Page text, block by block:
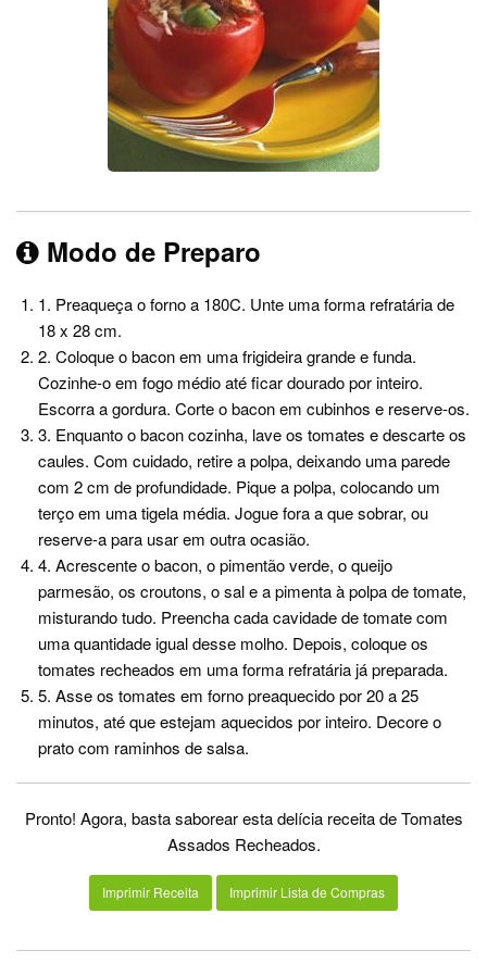
Modo de Preparo
1. Preaqueça o forno a 180C. Unte uma forma refratária de
18 x 28 cm.
2. Coloque o bacon em uma frigideira grande e funda.
Cozinhe-o em fogo médio até ficar dourado por inteiro.
Escorra a gordura. Corte o bacon em cubinhos e reserve-os.
3. Enquanto o bacon cozinha, lave os tomates e descarte os
caules. Com cuidado, retire a polpa, deixando uma parede
com 2 cm de profundidade. Pique a polpa, colocando um
terço em uma tigela média. Jogue fora a que sobrar, ou
reserve-a para usar em outra ocasião.
4. Acrescente o bacon, o pimentão verde, o queijo
parmesão, os croutons, o sal e a pimenta à polpa de tomate,
misturando tudo. Preencha cada cavidade de tomate com
uma quantidade igual desse molho. Depois, coloque os
tomates recheados em uma forma refratária já preparada.
5. Asse os tomates em forno preaquecido por 20 a 25
minutos, até que estejam aquecidos por inteiro. Decore o
prato com raminhos de salsa.
Pronto! Agora, basta saborear esta delícia receita de Tomates
Assados Recheados.
Imprimir Receita Imprimir Lista de Compras